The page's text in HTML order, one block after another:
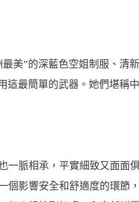
美”的深藍色空姐制服、清
最簡單的武器。她們堪稱
脈相承，平實細致又面面
影響安全和舒適度的環節